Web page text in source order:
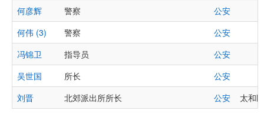
何彦辉
警察
公安
何伟 (3)
警察
公安
冯锦卫
指导员
公安
吴世国
所长
公安
刘晋
北郊派出所所长 公安 太和